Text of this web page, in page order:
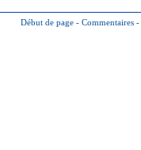
Début de page - Commentaires -